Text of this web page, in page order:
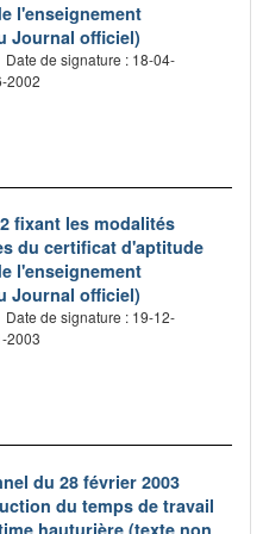
l'enseignement
Journal officiel)
Date de signature : 18-04-
2002
fixant les modalités
du certificat d'aptitude
l'enseignement
Journal officiel)
Date de signature : 19-12-
2003
du 28 février 2003
du temps de travail
hauturière (texte non